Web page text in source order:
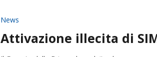
News
Attivazione illecita di